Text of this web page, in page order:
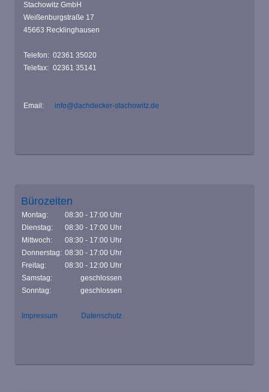
Stachowitz GmbH
Weißenburgstraße 17
45663 Recklinghausen
Telefon: 02361 35020
Telefax: 02361 35141
Email: info@dachdecker-stachowitz.de
Bürozeiten
Montag:
08:30 - 17:00 Uhr
Dienstag:
08:30 - 17:00 Uhr
Mittwoch:
08:30 - 17:00 Uhr
Donnerstag: 08:30 - 17:00 Uhr
Freitag:
08:30 - 12:00 Uhr
Samstag:
geschlossen
Sonntag:
geschlossen
Impressum Datenschutz